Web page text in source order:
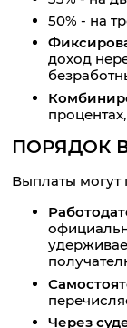
50% - на
доход
ПОРЯДОК
Выплаты могут
Через